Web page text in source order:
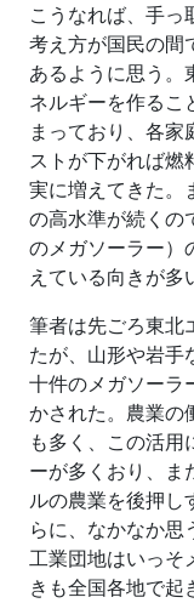
こうなれば、手っ
考え方が国民の間
あるように思う。
ネルギーを作るこ
まっており、各家
ストが下がれば燃
実に増えてきた。
の高水準が続くの
のメガソーラー）
えている向きが多
筆者は先ごろ東北
たが、山形や岩手
十件のメガソーラ
かされた。農業の
も多く、この活
ーが多くおり、ま
ルの農業を後押し
らに、なかなか思
工業団地はいっそ
きも全国各地で起